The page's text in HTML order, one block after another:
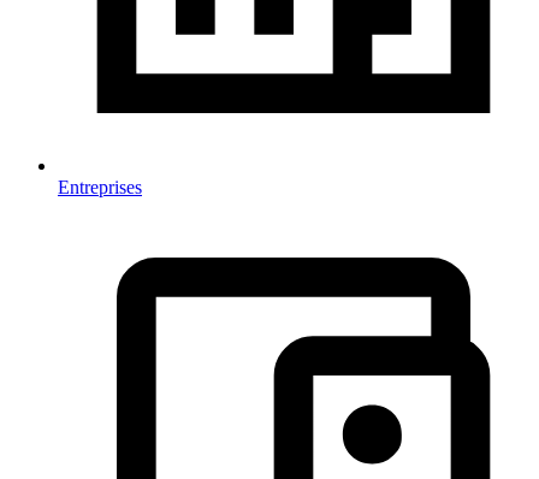
Entreprises